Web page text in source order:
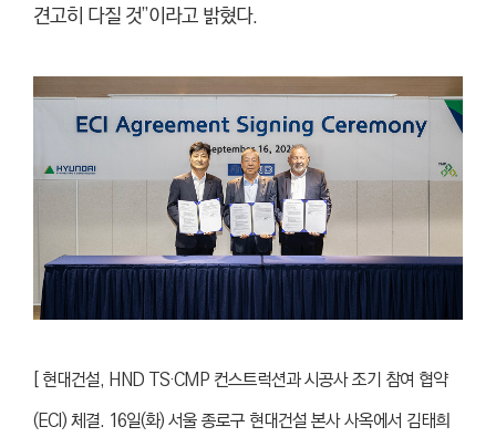
견고히 다질 것”이라고 밝혔다.
[ 현대건설, HND TS·CMP 컨스트럭션과 시공사 조기 참여 협약
(ECI) 체결. 16일(화) 서울 종로구 현대건설 본사 사옥에서 김태희